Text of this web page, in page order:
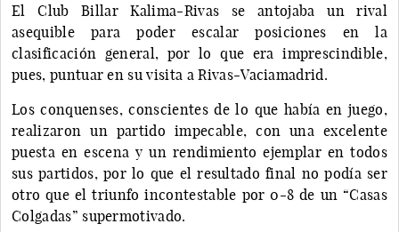
El Club Billar Kalima-Rivas se antojaba un rival
asequible para poder escalar posiciones en la
clasificación general, por lo que era imprescindible,
pues, puntuar en su visita a Rivas-Vaciamadrid.
Los conquenses, conscientes de lo que había en juego,
realizaron un partido impecable, con una excelente
puesta en escena y un rendimiento ejemplar en todos
sus partidos, por lo que el resultado final no podía ser
otro que el triunfo incontestable por 0-8 de un “Casas
Colgadas” supermotivado.